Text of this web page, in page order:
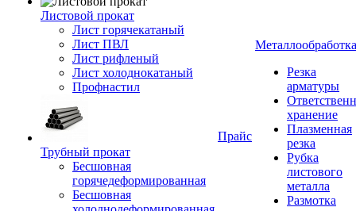
Листовой прокат
Лист горячекатаный
Лист ПВЛ
Лист рифленый
Лист холоднокатаный
Профнастил
Трубный прокат
Бесшовная
горячедеформированная
Бесшовная
Прайс
Металлообработка
Резка
арматуры
хранение
Плазменная
резка
Рубка
листового
металла
Размотка